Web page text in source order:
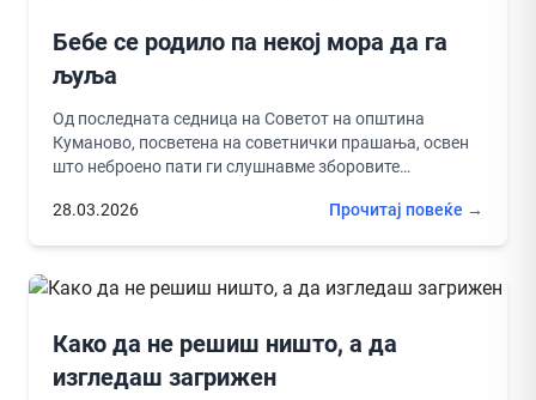
Бебе се родило па некој мора да га
љуља
Од последната седница на Советот на општина
Куманово, посветена на советнички прашања, освен
што неброено пати ги слушнавме зборовите
дознавме...
28.03.2026 Прочитај повеќе →
Како да не решиш ништо, а да
изгледаш загрижен